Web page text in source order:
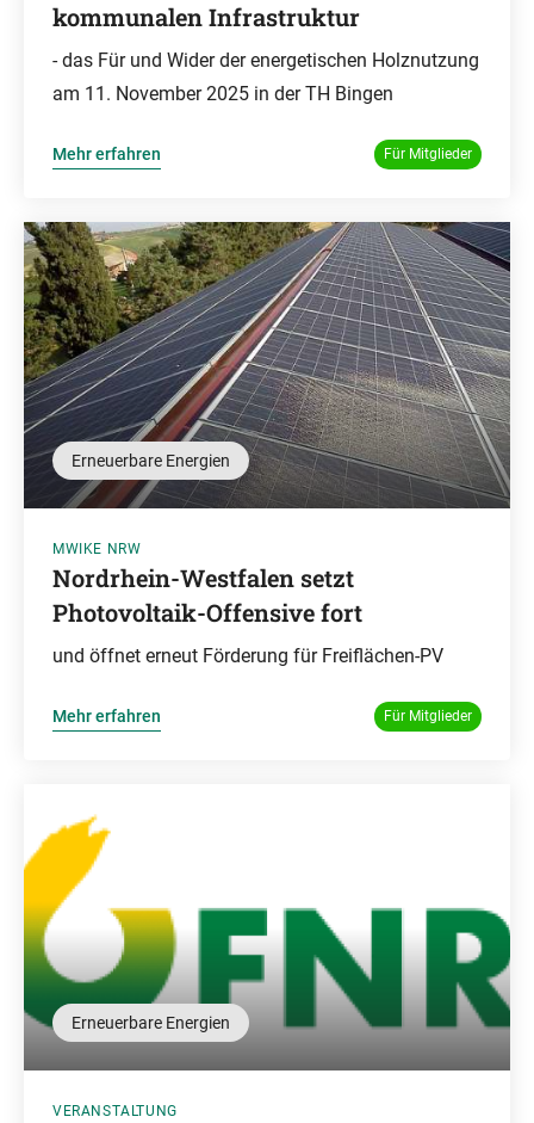
kommunalen Infrastruktur
- das Für und Wider der energetischen Holznutzung
am 11. November 2025 in der TH Bingen
Mehr erfahren Für Mitglieder
Erneuerbare Energien
MWIKE NRW
Nordrhein-Westfalen setzt
Photovoltaik-Offensive fort
und öffnet erneut Förderung für Freiflächen-PV
Mehr erfahren Für Mitglieder
Erneuerbare Energien
VERANSTALTUNG